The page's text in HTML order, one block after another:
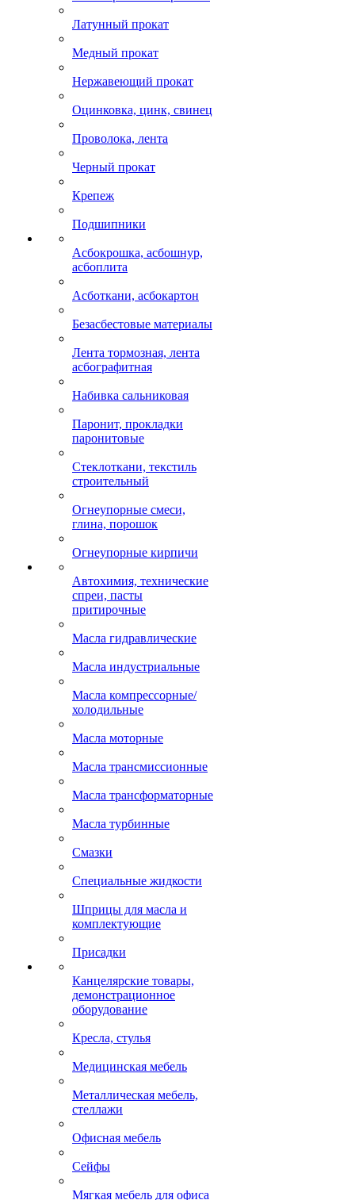
Латунный прокат
Медный прокат
Нержавеющий прокат
Оцинковка, цинк, свинец
Проволока, лента
Черный прокат
Крепеж
Подшипники
Асбокрошка, асбошнур,
асбоплита
Асботкани, асбокартон
Безасбестовые материалы
Лента тормозная, лента
асбографитная
Набивка сальниковая
Паронит, прокладки
паронитовые
Стеклоткани, текстиль
строительный
Огнеупорные смеси,
глина, порошок
Огнеупорные кирпичи
Автохимия, технические
спреи, пасты
притирочные
Масла гидравлические
Масла индустриальные
Масла компрессорные/
холодильные
Масла моторные
Масла трансмиссионные
Масла трансформаторные
Масла турбинные
Смазки
Специальные жидкости
Шприцы для масла и
комплектующие
Присадки
Канцелярские товары,
демонстрационное
оборудование
Кресла, стулья
Медицинская мебель
Металлическая мебель,
стеллажи
Офисная мебель
Сейфы
Мягкая мебель для офиса